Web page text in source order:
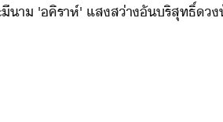
​ีา​ ​'​คิ​ราห์​'​ ​แสส่า​ั​ริสุทธิ์​